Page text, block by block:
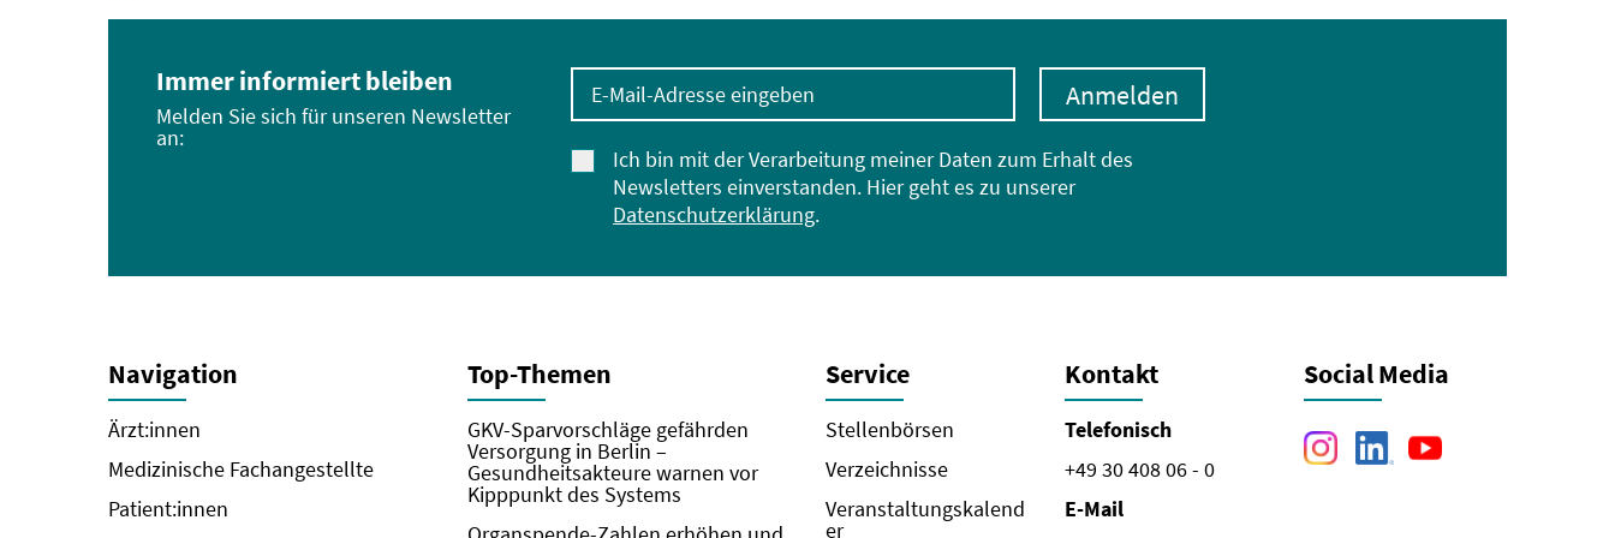
Immer informiert bleiben
Melden Sie sich für unseren Newsletter
an:
E-Mail-Adresse eingeben
Ich bin mit der Verarbeitung meiner Daten zum Erhalt des
Newsletters einverstanden. Hier geht es zu unserer
Datenschutzerklärung.
Anmelden
Navigation
Ärzt:innen
Medizinische Fachangestellte
Patient:innen
Top-Themen
GKV-Sparvorschläge gefährden
Versorgung in Berlin –
Gesundheitsakteure warnen vor
Kipppunkt des Systems
Service
Stellenbörsen
Verzeichnisse
Veranstaltungskalend
er
Kontakt
Telefonisch
+49 30 408 06 - 0
E-Mail
Social Media